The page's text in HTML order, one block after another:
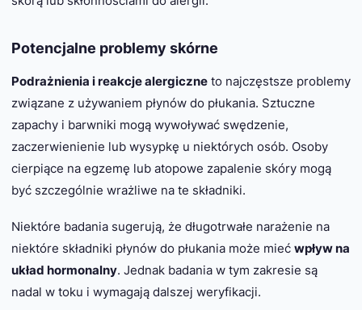
Potencjalne problemy skórne
Podrażnienia i reakcje alergiczne to najczęstsze problemy
związane z używaniem płynów do płukania. Sztuczne
zapachy i barwniki mogą wywoływać swędzenie,
zaczerwienienie lub wysypkę u niektórych osób. Osoby
cierpiące na egzemę lub atopowe zapalenie skóry mogą
być szczególnie wrażliwe na te składniki.
Niektóre badania sugerują, że długotrwałe narażenie na
niektóre składniki płynów do płukania może mieć wpływ na
układ hormonalny. Jednak badania w tym zakresie są
nadal w toku i wymagają dalszej weryfikacji.